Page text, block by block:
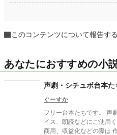
このコンテンツについて報告する
あなたにおすすめの小
声劇・シチュボ台本た
ぐーすか
フリー台本たちです。 声
イス、朗読などにご使用
商用、収益化などの際は